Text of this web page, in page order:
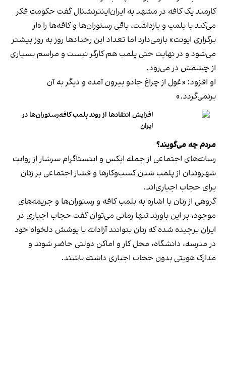
کارمند یک کافه در مشهد به ایران‌اینترنشنال گفت حکومت فکر
می‌کند با پلمب و بازداشت، باقی رستوران‌ها و کافه‌ها را «از
برگزاری ایونت» بازمی‌دارد اما تعداد این رخدادها روز به روز بیشتر
می‌شود و در نهایت حتی پلمب هم کارگر نیست و مراسم بسیاری
از چشمش در می‌رود.
او افزود: «غول از چراغ جادو بیرون آمده و دیگر به آن
برنمی‎‌گردد.»
افزایش انتقادها از روند پلمب کافه‌رستوران‌ها در
ایران
مردم چه می‌گویند؟
رسانه‎‌های اجتماعی از جمله ایکس و اینستاگرام سرشار از روایت
شهروندان از پلمب شدن کسب‌وکارها و فشار اجتماعی بر زنان
برای حجاب اجباری‌اند.
گروهی از زنان با اشاره به پلمب کافه و رستوران‌ها و جریمه‌های
موجود، بر این باورند تنها زمانی می‌توان گفت حجاب اجباری در
ایران برچیده شده که زنان بتوانند آزادانه با پوشش دلخواه خود
در مدرسه، دانشگاه، محل کار و اماکن دولتی حاضر شوند و
مدارک هویتی بدون حجاب اجباری داشته باشند.